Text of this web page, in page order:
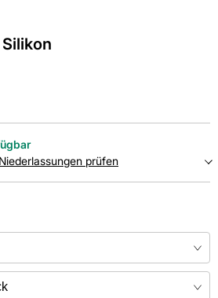
prüfen